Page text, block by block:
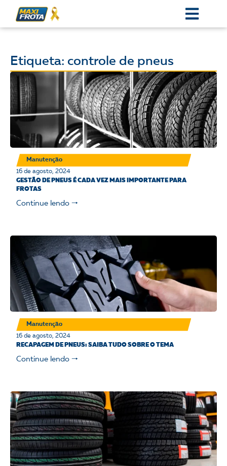
Etiqueta: controle de pneus
Manutenção
16 de agosto, 2024
GESTÃO DE PNEUS É CADA VEZ MAIS IMPORTANTE PARA
FROTAS
Continue lendo 🠒
Manutenção
16 de agosto, 2024
RECAPAGEM DE PNEUS: SAIBA TUDO SOBRE O TEMA
Continue lendo 🠒